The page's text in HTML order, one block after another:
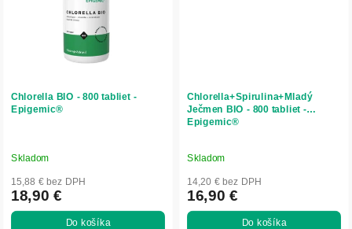
Chlorella BIO - 800 tabliet -
Epigemic®
Skladom
15,88 € bez DPH
18,90 €
Do košíka
Chlorella+Spirulina+Mladý
Ječmen BIO - 800 tabliet -
Epigemic®
Skladom
14,20 € bez DPH
16,90 €
Do košíka